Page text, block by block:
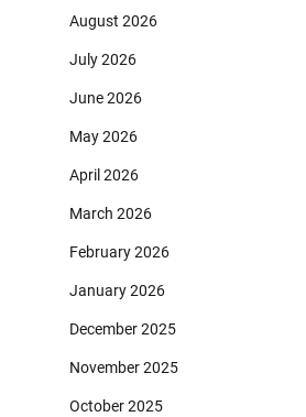
August 2026
July 2026
June 2026
May 2026
April 2026
March 2026
February 2026
January 2026
December 2025
November 2025
October 2025